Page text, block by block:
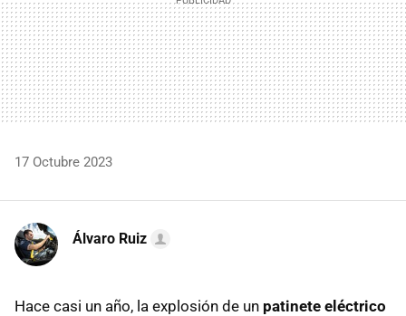
17 Octubre 2023
Álvaro Ruiz
Hace casi un año, la explosión de un patinete eléctrico